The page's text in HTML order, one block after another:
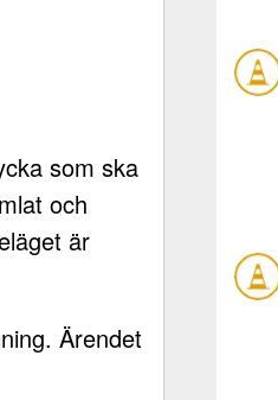
som ska
och
är
Ärendet